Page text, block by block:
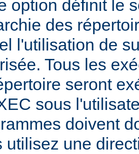
option définit le
des
l'utilisation de
Tous les
seront
sous
doivent
utilisez une